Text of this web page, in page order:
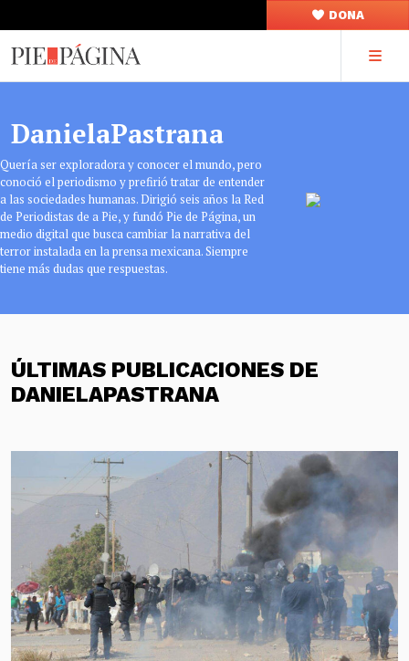
DONA
DanielaPastrana
Quería ser exploradora y conocer el mundo, pero
conoció el periodismo y prefirió tratar de entender
a las sociedades humanas. Dirigió seis años la Red
de Periodistas de a Pie, y fundó Pie de Página, un
medio digital que busca cambiar la narrativa del
terror instalada en la prensa mexicana. Siempre
tiene más dudas que respuestas.
ÚLTIMAS PUBLICACIONES DE
DANIELAPASTRANA